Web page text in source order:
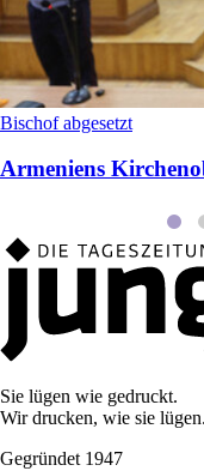
Bischof abgesetzt
Armeniens
Sie lügen wie gedruckt.
Wir drucken, wie sie lügen.
Gegründet 1947